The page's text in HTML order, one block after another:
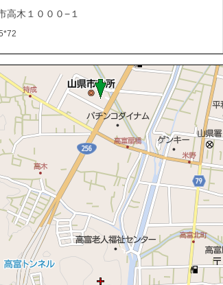
高木１０００−１